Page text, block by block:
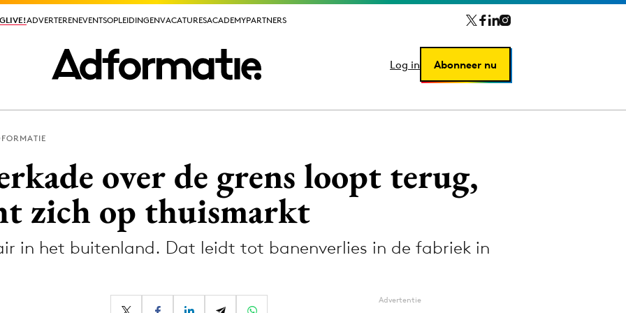
ADVERTERENEVENTSOPLEIDINGENVACATURESACADEMYPARTNERS
Log in Abonneer nu
ADVERTERENEVENTSOPLEIDINGENVACATURESACADEMYPARTNERS
Log in Abonneer nu
Media
PR
over de grens loopt terug,
zich op thuismarkt
in het buitenland. Dat leidt tot banenverlies in de fabriek in
Advertentie